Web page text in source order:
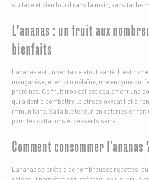
surface et bien lourd dans la main, sans tâche
L'ananas : un fruit aux
bienfaits
L’ananas est un véritable atout santé. Il est
manganèse, et en bromélaïne, une enzyme qui
protéines. Ce fruit tropical est également une
qui aident à combattre le stress oxydatif et à
immunitaire. Sa faible teneur en calories en fait
pour les collations et desserts sains.
Comment consommer l’ananas
L’ananas se prête à de nombreuses recettes,